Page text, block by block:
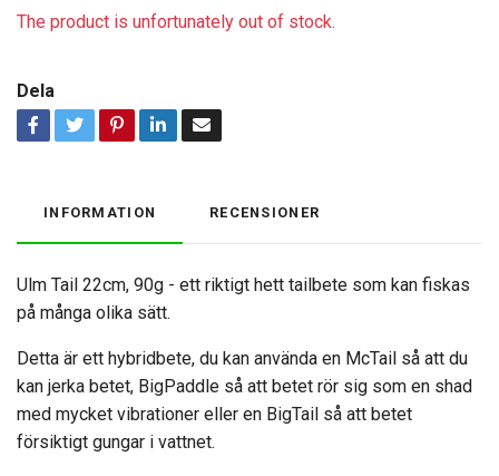
The product is unfortunately out of stock.
Dela
INFORMATION RECENSIONER
Ulm Tail 22cm, 90g - ett riktigt hett tailbete som kan fiskas
på många olika sätt.
Detta är ett hybridbete, du kan använda en McTail så att du
kan jerka betet, BigPaddle så att betet rör sig som en shad
med mycket vibrationer eller en BigTail så att betet
försiktigt gungar i vattnet.